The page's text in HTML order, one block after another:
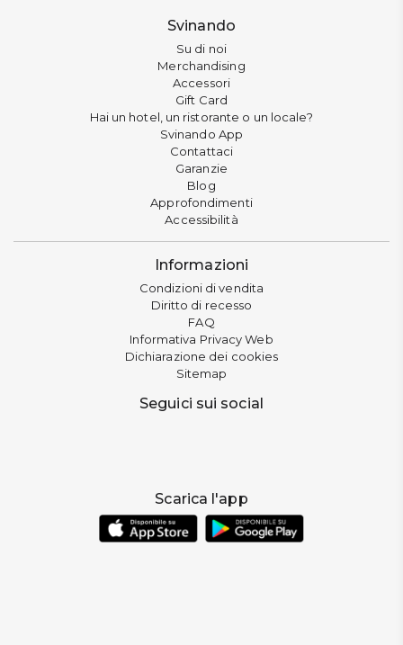
Svinando
Su di noi
Merchandising
Accessori
Gift Card
Hai un hotel, un ristorante o un locale?
Svinando App
Contattaci
Garanzie
Blog
Approfondimenti
Accessibilità
Informazioni
Condizioni di vendita
Diritto di recesso
FAQ
Informativa Privacy Web
Dichiarazione dei cookies
Sitemap
Seguici sui social
Scarica l'app